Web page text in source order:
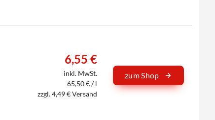
6,55 €
inkl. MwSt.
65,50 € / l
zzgl. 4,49 € Versand
zum Shop